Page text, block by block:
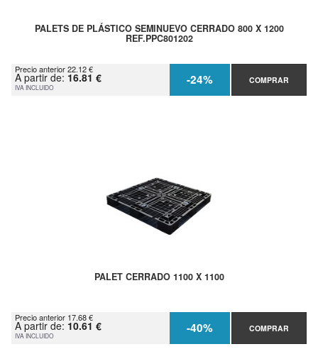
PALETS DE PLÁSTICO SEMINUEVO CERRADO 800 X 1200
REF.PPC801202
Precio anterior 22.12 €
A partir de: 16.81 €
IVA INCLUIDO -24% COMPRAR
PALET CERRADO 1100 X 1100
Precio anterior 17.68 €
A partir de: 10.61 €
IVA INCLUIDO -40% COMPRAR